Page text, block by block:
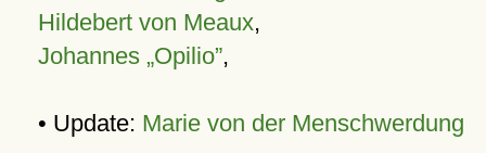
Hildebert von Meaux,
Johannes „Opilio”,
• Update: Marie von der Menschwerdung